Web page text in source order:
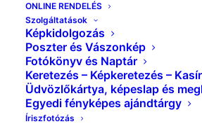
ONLINE RENDELÉS
Szolgáltatások
Képkidolgozás
Poszter és Vászonkép
Fotókönyv és Naptár
Keretezés – Képkeretezés –
Üdvözlőkártya, képeslap és
Egyedi fényképes ajándtárgy
Íriszfotózás